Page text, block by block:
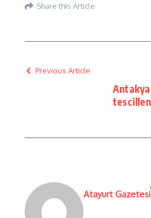
Share this Article
Previous Article
Atayurt Gazetesi